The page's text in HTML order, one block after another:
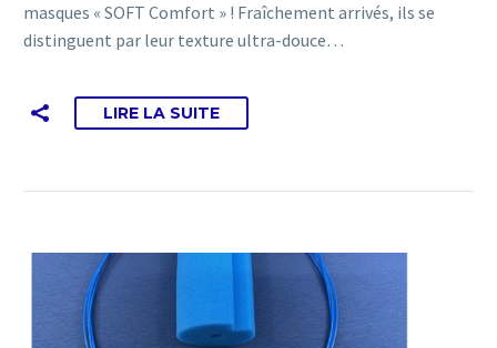
masques « SOFT Comfort » ! Fraîchement arrivés, ils se
distinguent par leur texture ultra-douce…
LIRE LA SUITE